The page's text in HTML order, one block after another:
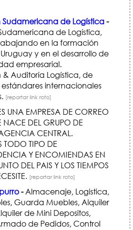
de Logística-
de Logística,
en la formación
y en el desarrollo de
empresarial.
Auditoría Logística, de
internacionales
[reportar link roto]
UNA EMPRESA DE CORREO
NACE DEL GRUPO DE
CENTRAL.
TODO TIPO DE
Y ENCOMIENDAS EN
DEL PAIS Y LOS TIEMPOS
[reportar link roto]
-Almacenaje, Logistica,
Guarda Muebles, Alquiler
de Mini Depositos,
de Pedidos, Control